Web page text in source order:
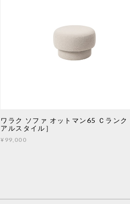
ワラク ソファ オットマン65 Ｃランク
アルスタイル］
¥99,000